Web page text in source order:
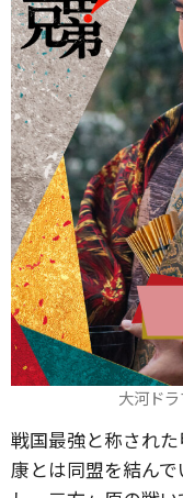
大河ド
戦国最強と称され
康とは同盟を結ん